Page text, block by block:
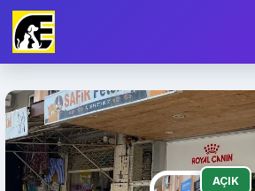
AÇIK